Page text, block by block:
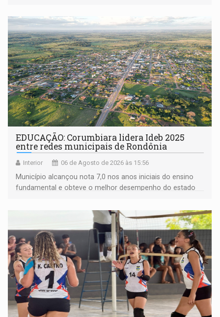
EDUCAÇÃO: Corumbiara lidera Ideb 2025
entre redes municipais de Rondônia
Interior 06 de Agosto de 2026 às 15:56
Município alcançou nota 7,0 nos anos iniciais do ensino
fundamental e obteve o melhor desempenho do estado